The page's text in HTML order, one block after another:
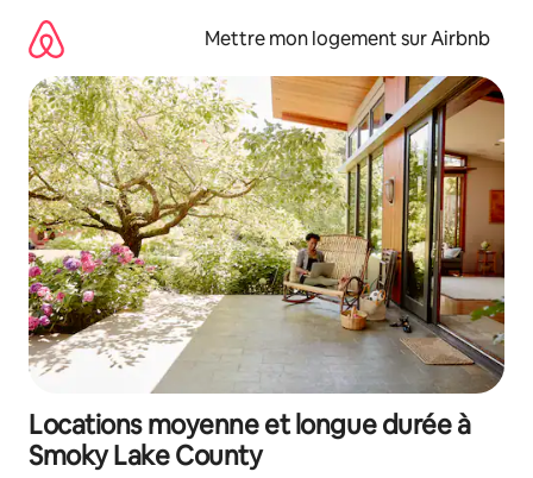
directement
contenu
Mettre mon logement sur Airbnb
Locations moyenne et longue durée à
Smoky Lake County